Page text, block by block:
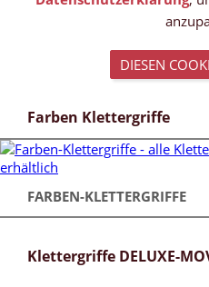
DIESEN
Farben Klettergriffe
FARBEN-KLETTERGRIFFE
Klettergriffe DELUXE-